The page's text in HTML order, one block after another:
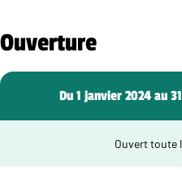
Ouverture
Du 1 janvier 2024 au
Ouvert toute